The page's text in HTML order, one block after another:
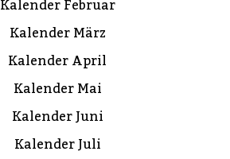
Kalender Februar
Kalender März
Kalender April
Kalender Mai
Kalender Juni
Kalender Juli